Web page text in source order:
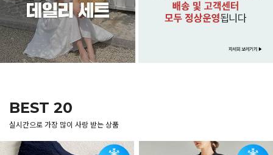
BEST 20
실시간으로 가장 많이 사랑 받는 상품